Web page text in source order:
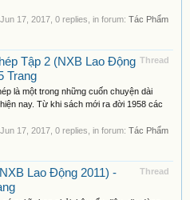
Jun 17, 2017 , 0 replies, in forum: Tác Phẩm
Thread
Tập 2 (NXB Lao Động
Trang
là một trong những cuốn chuyện dài
nay. Từ khi sách mới ra đời 1958 các
Jun 17, 2017 , 0 replies, in forum: Tác Phẩm
Thread
Lao Động 2011) -